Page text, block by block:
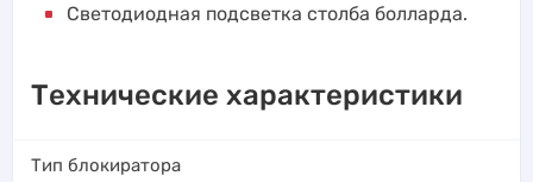
Светодиодная подсветка столба болларда.
Технические характеристики
Тип блокиратора